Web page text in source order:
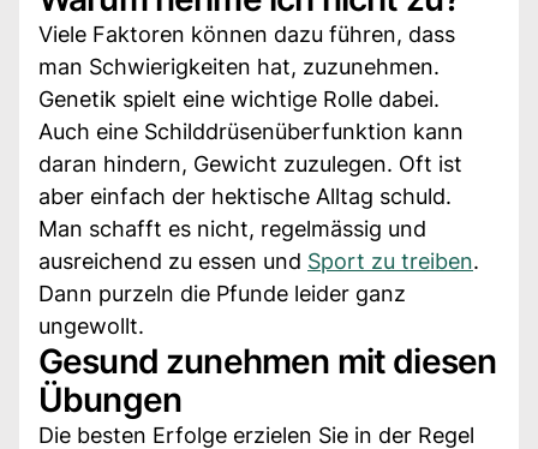
Viele Faktoren können dazu führen, dass
man Schwierigkeiten hat, zuzunehmen.
Genetik spielt eine wichtige Rolle dabei.
Auch eine Schilddrüsenüberfunktion kann
daran hindern, Gewicht zuzulegen. Oft ist
aber einfach der hektische Alltag schuld.
Man schafft es nicht, regelmässig und
ausreichend zu essen und Sport zu treiben.
Dann purzeln die Pfunde leider ganz
ungewollt.
Gesund zunehmen mit diesen
Übungen
Die besten Erfolge erzielen Sie in der Regel